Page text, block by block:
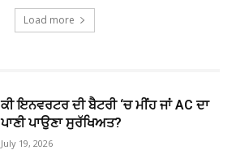
Load more
ਕੀ ਇਨਵਰਟਰ ਦੀ ਬੈਟਰੀ ‘ਚ ਮੀਂਹ ਜਾਂ AC ਦਾ
ਪਾਣੀ ਪਾਉਣਾ ਸੁਰੱਖਿਅਤ?
July 19, 2026